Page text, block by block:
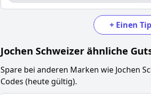
+ Einen
Jochen Schweizerähnliche
Spare bei anderen Marken wie Jochen
Codes (heute gültig).